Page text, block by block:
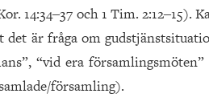
14:34‒37 och 1 Tim. 2:12‒15).
är fråga om
“vid era
församling).